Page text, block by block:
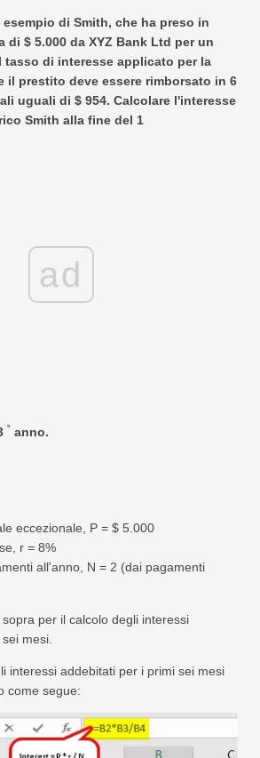
di Smith, che ha preso in
di $ 5.000 da XYZ Bank Ltd per un
tasso di interesse applicato per la
il prestito deve essere rimborsato in 6
uguali di $ 954. Calcolare l'interesse
Smith alla fine del 1
ad
° anno.
eccezionale, P = $ 5.000
r = 8%
all'anno, N = 2 (dai pagamenti
per il calcolo degli interessi
mesi.
interessi addebitati per i primi sei mesi
come segue: